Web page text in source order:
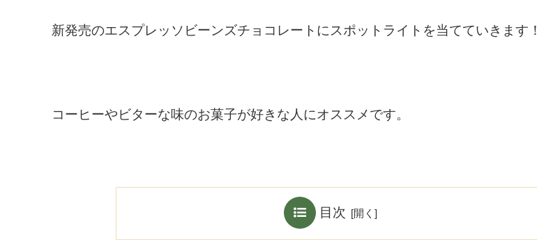
新発売のエスプレッソビーンズチョコレートにスポットライトを当てていきます！
コーヒーやビターな味のお菓子が好きな人にオススメです。
目次